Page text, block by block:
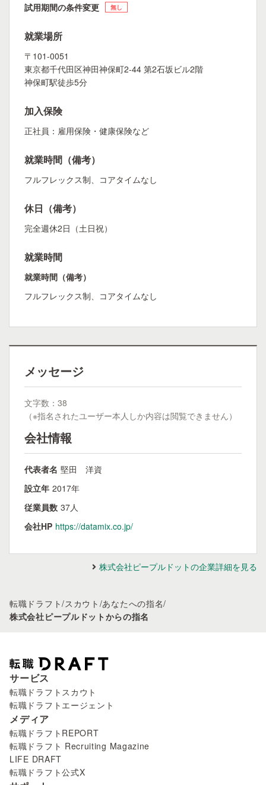
試用期間の条件変更
無し
就業場所
〒101-0051
東京都千代田区神田神保町2-44 第2石坂ビル2階
神保町駅徒歩5分
加入保険
正社員：雇用保険・健康保険など
就業時間（備考）
フルフレックス制、コアタイムなし
休日（備考）
完全週休2日（土日祝）
就業時間
就業時間（備考）
フルフレックス制、コアタイムなし
メッセージ
文字数：38
（※指名されたユーザー本人しか内容は閲覧できません）
会社情報
代表者名 堅田 洋資
設立年 2017年
従業員数 37人
会社HP https://datamix.co.jp/
株式会社ピープルドットの企業詳細を見る
転職ドラフト/スカウト /あなたへの指名/
株式会社ピープルドットからの指名
サービス
転職ドラフトスカウト
転職ドラフトエージェント
メディア
転職ドラフトREPORT
転職ドラフト Recruiting Magazine
LIFE DRAFT
転職ドラフト公式X